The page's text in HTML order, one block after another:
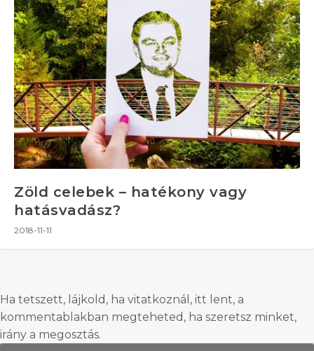
Zöld celebek – hatékony vagy
hatásvadász?
2018-11-11
Ha tetszett, lájkold, ha vitatkoznál, itt lent, a
kommentablakban megteheted, ha szeretsz minket,
irány a megosztás.